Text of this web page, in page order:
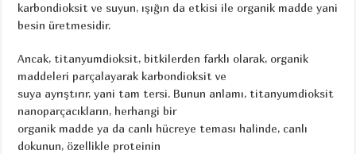
karbondioksit ve suyun, ışığın da etkisi ile organik madde yani
besin üretmesidir.
Ancak, titanyumdioksit, bitkilerden farklı olarak, organik
maddeleri parçalayarak karbondioksit ve
suya ayrıştırır, yani tam tersi. Bunun anlamı, titanyumdioksit
nanoparçacıkların, herhangi bir
organik madde ya da canlı hücreye teması halinde, canlı
dokunun, özellikle proteinin